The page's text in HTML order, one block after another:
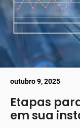
outubro 9, 2025
Etapas
em sua